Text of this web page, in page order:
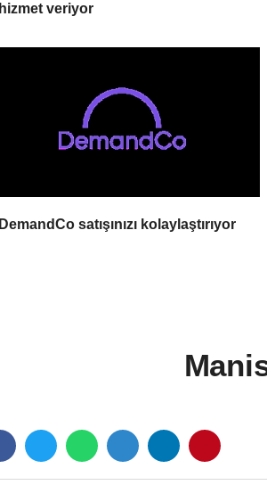
hizmet veriyor
DemandCo satışınızı kolaylaştırıyor